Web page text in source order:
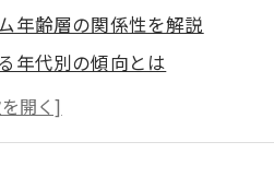
年齢層の関係性を解説
年代別の傾向とは
ら見る外構工事の現状
ォームターゲット層の特徴